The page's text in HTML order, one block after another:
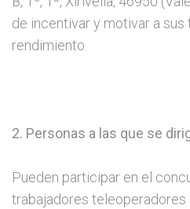
de incentivar y motivar a
rendimiento.
2. Personas a las que se
Pueden participar en el
trabajadores teleoperadores